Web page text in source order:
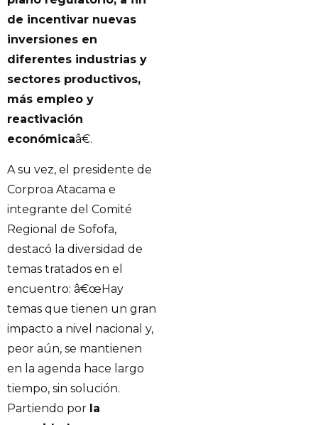
de incentivar nuevas
inversiones en
diferentes industrias y
sectores productivos,
más empleo y
reactivación
económicaâ€.
A su vez, el presidente de
Corproa Atacama e
integrante del Comité
Regional de Sofofa,
destacó la diversidad de
temas tratados en el
encuentro: â€œHay
temas que tienen un gran
impacto a nivel nacional y,
peor aún, se mantienen
en la agenda hace largo
tiempo, sin solución.
Partiendo por la